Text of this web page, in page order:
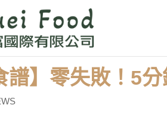
譜】零失敗！5